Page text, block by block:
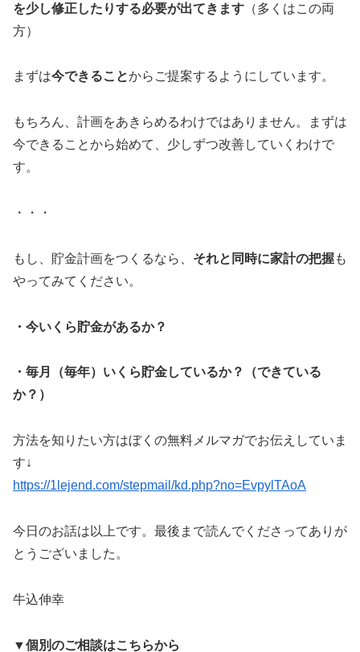
を少し修正したりする必要が出てきます （多くはこの両
方）
まずは今できることからご提案するようにしています。
もちろん、計画をあきらめるわけではありません。まずは
今できることから始めて、少しずつ改善していくわけで
す。
・・・
もし、貯金計画をつくるなら、 それと同時に家計の把握も
やってみてください。
・今いくら貯金があるか？
・毎月（毎年）いくら貯金しているか？（できている
か？）
方法を知りたい方はぼくの無料メルマガでお伝えしていま
す↓
https://1lejend.com/stepmail/kd.php?no=EvpylTAoA
今日のお話は以上です。最後まで読んでくださってありが
とうございました。
牛込伸幸
▼個別のご相談はこちらから